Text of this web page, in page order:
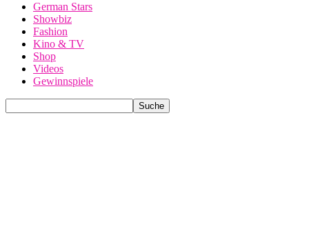
German Stars
Showbiz
Fashion
Kino & TV
Shop
Videos
Gewinnspiele